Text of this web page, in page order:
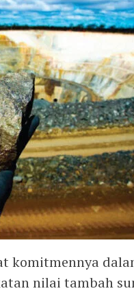
komitmennya
nilai tambah